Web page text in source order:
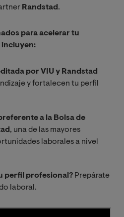
Randstad .
para acelerar tu
por VIU y Randstad
y fortalecen tu perfil
a la Bolsa de
, una de las mayores
laborales a nivel
perfil profesional? Prepárate
laboral.